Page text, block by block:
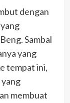
dengan
Sambal
yang
tempat ini,
membuat